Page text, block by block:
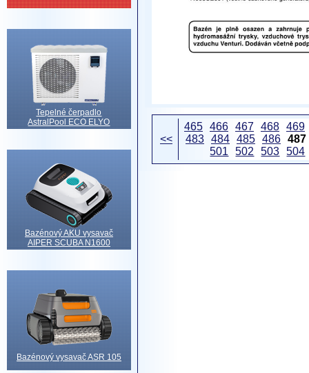
Tepelné čerpadlo
AstralPool ECO ELYO
Bazénový AKU vysavač
AIPER SCUBA N1600
Bazénový vysavač ASR 105
<<
465 466 467 468 469
483 484 485 486 487
501
502 503 504